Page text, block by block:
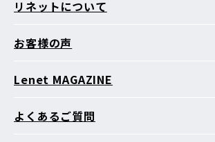
リネットについて
お客様の声
Lenet MAGAZINE
よくあるご質問